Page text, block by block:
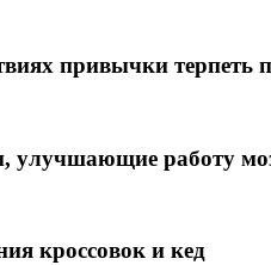
привычки терпеть
улучшающие работу
кроссовок и кед